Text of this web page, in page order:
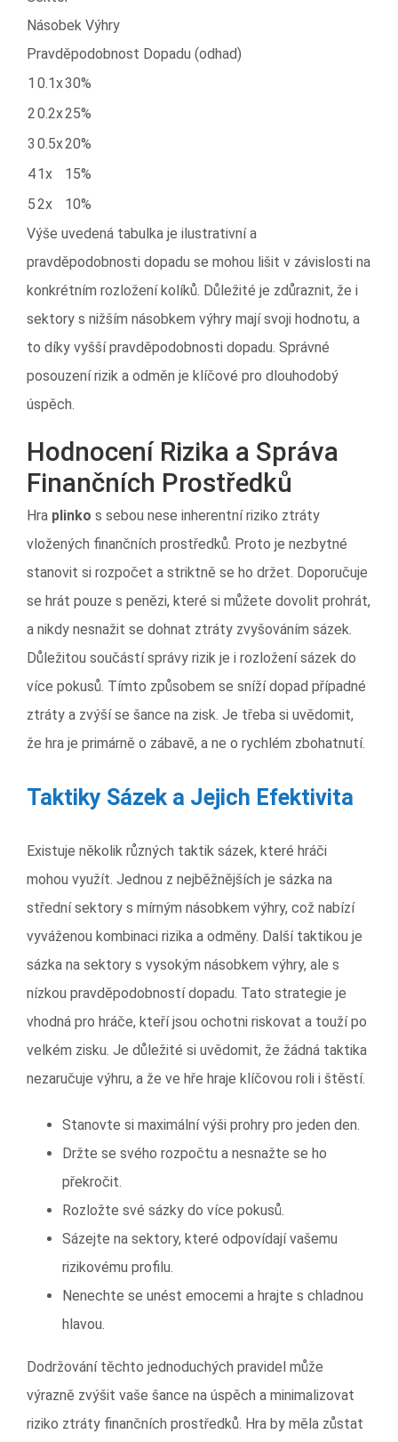
Násobek Výhry
Pravděpodobnost Dopadu (odhad)
1 0.1x30%
20.2x25%
3 0.5x20%
41x
15%
52x
10%
Výše uvedená tabulka je ilustrativní a
pravděpodobnosti dopadu se mohou lišit v závislosti na
konkrétním rozložení kolíků. Důležité je zdůraznit, že i
sektory s nižším násobkem výhry mají svoji hodnotu, a
to díky vyšší pravděpodobnosti dopadu. Správné
posouzení rizik a odměn je klíčové pro dlouhodobý
úspěch.
Hodnocení Rizika a Správa
Finančních Prostředků
Hra plinko s sebou nese inherentní riziko ztráty
vložených finančních prostředků. Proto je nezbytné
stanovit si rozpočet a striktně se ho držet. Doporučuje
se hrát pouze s penězi, které si můžete dovolit prohrát,
a nikdy nesnažit se dohnat ztráty zvyšováním sázek.
Důležitou součástí správy rizik je i rozložení sázek do
více pokusů. Tímto způsobem se sníží dopad případné
ztráty a zvýší se šance na zisk. Je třeba si uvědomit,
že hra je primárně o zábavě, a ne o rychlém zbohatnutí.
Taktiky Sázek a Jejich Efektivita
Existuje několik různých taktik sázek, které hráči
mohou využít. Jednou z nejběžnějších je sázka na
střední sektory s mírným násobkem výhry, což nabízí
vyváženou kombinaci rizika a odměny. Další taktikou je
sázka na sektory s vysokým násobkem výhry, ale s
nízkou pravděpodobností dopadu. Tato strategie je
vhodná pro hráče, kteří jsou ochotni riskovat a touží po
velkém zisku. Je důležité si uvědomit, že žádná taktika
nezaručuje výhru, a že ve hře hraje klíčovou roli i štěstí.
Stanovte si maximální výši prohry pro jeden den.
Držte se svého rozpočtu a nesnažte se ho
překročit.
Rozložte své sázky do více pokusů.
Sázejte na sektory, které odpovídají vašemu
rizikovému profilu.
Nenechte se unést emocemi a hrajte s chladnou
hlavou.
Dodržování těchto jednoduchých pravidel může
výrazně zvýšit vaše šance na úspěch a minimalizovat
riziko ztráty finančních prostředků. Hra by měla zůstat